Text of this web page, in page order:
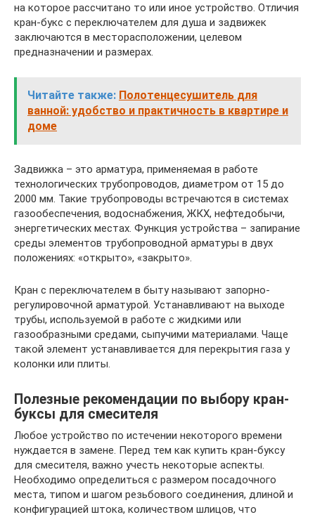
на которое рассчитано то или иное устройство. Отличия
кран-букс с переключателем для душа и задвижек
заключаются в месторасположении, целевом
предназначении и размерах.
Читайте также: Полотенцесушитель для
ванной: удобство и практичность в квартире и
доме
Задвижка – это арматура, применяемая в работе
технологических трубопроводов, диаметром от 15 до
2000 мм. Такие трубопроводы встречаются в системах
газообеспечения, водоснабжения, ЖКХ, нефтедобычи,
энергетических местах. Функция устройства – запирание
среды элементов трубопроводной арматуры в двух
положениях: «открыто», «закрыто».
Кран с переключателем в быту называют запорно-
регулировочной арматурой. Устанавливают на выходе
трубы, используемой в работе с жидкими или
газообразными средами, сыпучими материалами. Чаще
такой элемент устанавливается для перекрытия газа у
колонки или плиты.
Полезные рекомендации по выбору кран-
буксы для смесителя
Любое устройство по истечении некоторого времени
нуждается в замене. Перед тем как купить кран-буксу
для смесителя, важно учесть некоторые аспекты.
Необходимо определиться с размером посадочного
места, типом и шагом резьбового соединения, длиной и
конфигурацией штока, количеством шлицов, что